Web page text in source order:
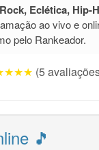
Eclética, Hip-
ao vivo e
pelo Rankeador.
(5
🎵